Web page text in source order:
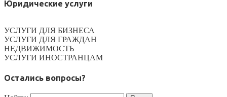
Юридические услуги
УСЛУГИ ДЛЯ БИЗНЕСА
УСЛУГИ ДЛЯ ГРАЖДАН
НЕДВИЖИМОСТЬ
УСЛУГИ ИНОСТРАНЦАМ
Остались вопросы?